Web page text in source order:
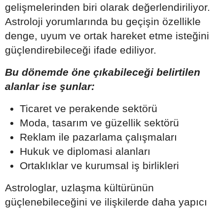
gelişmelerinden biri olarak değerlendiriliyor.
Astroloji yorumlarında bu geçişin özellikle
denge, uyum ve ortak hareket etme isteğini
güçlendirebileceği ifade ediliyor.
Bu dönemde öne çıkabileceği belirtilen
alanlar ise şunlar:
Ticaret ve perakende sektörü
Moda, tasarım ve güzellik sektörü
Reklam ile pazarlama çalışmaları
Hukuk ve diplomasi alanları
Ortaklıklar ve kurumsal iş birlikleri
Astrologlar, uzlaşma kültürünün
güçlenebileceğini ve ilişkilerde daha yapıcı